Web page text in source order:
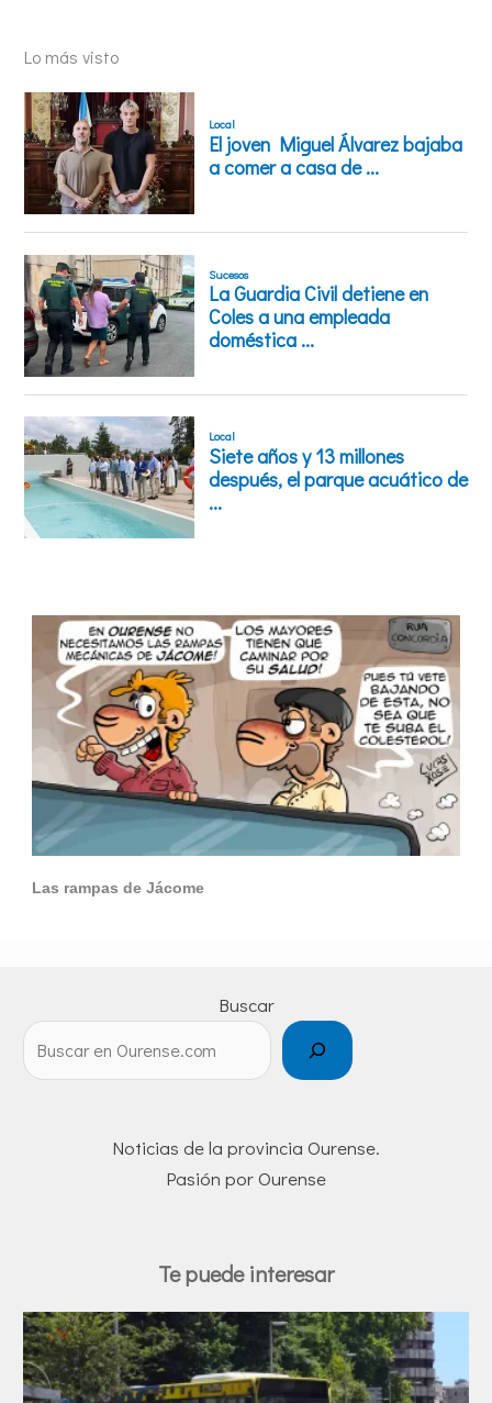
Lo más visto
Las rampas de Jácome
Buscar
Noticias de la provincia Ourense.
Pasión por Ourense
Te puede interesar